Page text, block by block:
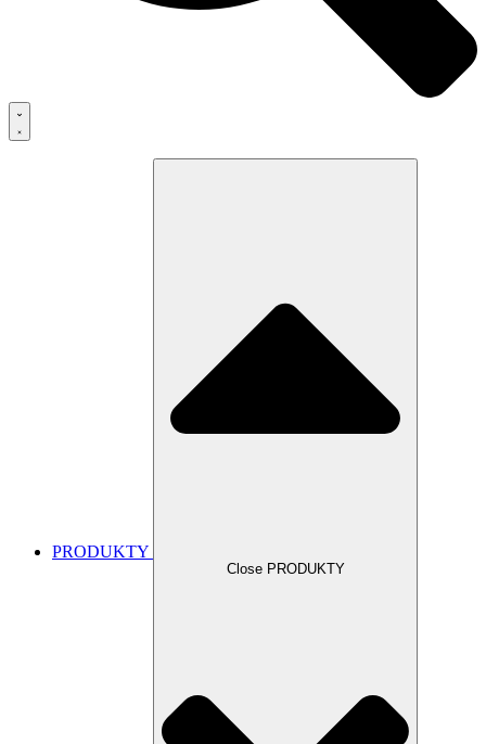
PRODUKTY
Close PRODUKTY